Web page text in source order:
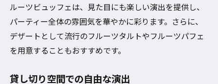
ルーツビュッフェは、見た目にも楽しい演出を提供し、
パーティー全体の雰囲気を華やかに彩ります。さらに、
デザートとして流行のフルーツタルトやフルーツパフェ
を用意することもおすすめです。
貸し切り空間での自由な演出